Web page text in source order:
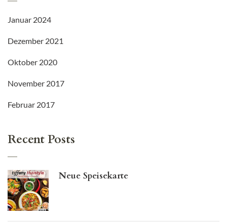
Januar 2024
Dezember 2021
Oktober 2020
November 2017
Februar 2017
Recent Posts
Neue Speisekarte